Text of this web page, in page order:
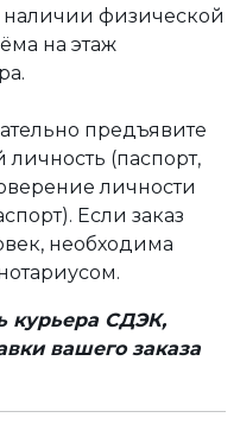
наличии физической
на этаж
предъявите
(паспорт,
личности
Если заказ
необходима
курьера СДЭК,
вашего заказа